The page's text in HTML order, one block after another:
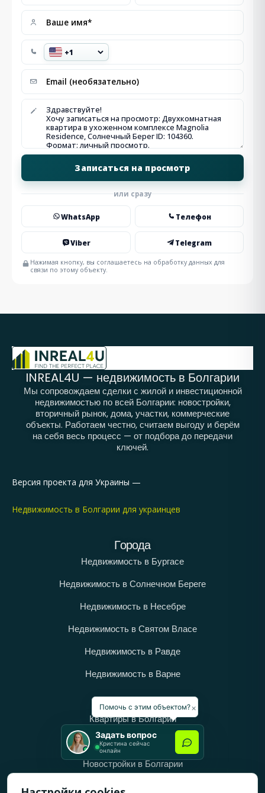
или сразу
WhatsApp Телефон
Viber Telegram
Нажимая кнопку, вы соглашаетесь на обработку данных для
связи по этому объекту.
INREAL4U — недвижимость в Болгарии
Мы сопровождаем сделки с жилой и инвестиционной
недвижимостью по всей Болгарии: новостройки,
вторичный рынок, дома, участки, коммерческие
объекты. Работаем честно, считаем выгоду и берём
на себя весь процесс — от подбора до передачи
ключей.
Версия проекта для Украины —
Недвижимость в Болгарии для украинцев
Города
Недвижимость в Бургасе
Недвижимость в Солнечном Береге
Недвижимость в Несебре
Недвижимость в Святом Власе
Недвижимость в Равде
Недвижимость в Варне
Категории
Квартиры в Болгарии
Дома в Болгарии
Новостройки в Болгарии
Вторичное жильё в Болгарии
×
Помочь с этим объектом?
Задать вопрос
Кристина сейчас
онлайн